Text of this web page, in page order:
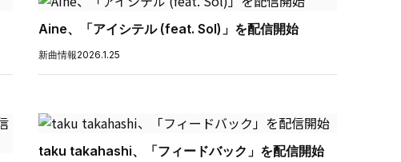
Aine、「アイシテル (feat. Sol)」を配信開始
新曲情報2026.1.25
taku takahashi、「フィードバック」を配信開始